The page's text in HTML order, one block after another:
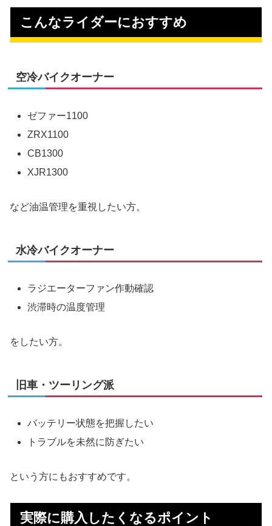
こんなライダーにおすすめ
空冷バイクオーナー
ゼファー1100
ZRX1100
CB1300
XJR1300
など油温管理を重視したい方。
水冷バイクオーナー
ラジエーターファン作動確認
渋滞時の温度管理
をしたい方。
旧車・ツーリング派
バッテリー状態を把握したい
トラブルを未然に防ぎたい
という方にもおすすめです。
実際に購入したくなるポイント